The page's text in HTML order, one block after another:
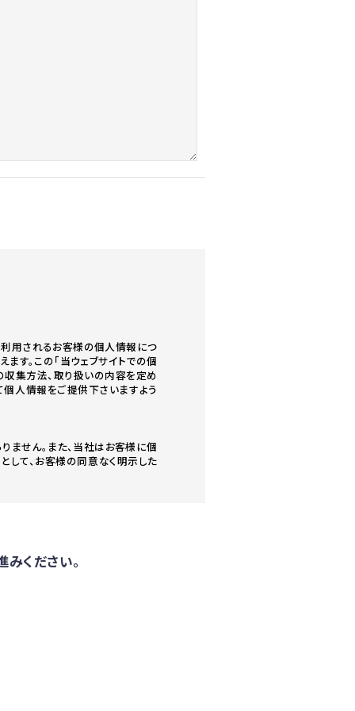
利用されるお客様の個人情報につ
す。この「当ウェブサイトでの個
収集方法、取り扱いの内容を定め
個人情報をご提供下さいますよう
ません。また、当社はお客様に個
して、お客様の同意なく明示した
社が収集し利用する個人情報を
ください。